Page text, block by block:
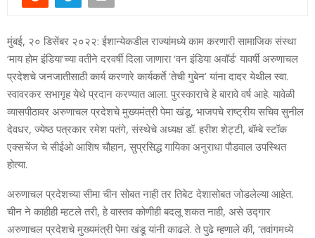
मुंबई, २० डिसेंबर २०२२: ईशान्येकडील राज्यांमध्ये काम करणारी सामाजिक संस्था
‘माय होम इंडिया’च्या वतीने दरवर्षी दिला जाणारा ‘वन इंडिया अवॉर्ड’ यावर्षी अरुणाचल
प्रदेशचे जनजातीसाठी कार्य करणारे कार्यकर्ते ‘तेची गुबेन’ यांना दादर येथील स्वा.
स्वावरकर सभागृह येथे प्रदान करण्यात आला. पुरस्काराचे हे बारावे वर्ष आहे. यावेळी
व्यासपीठावर अरुणाचल प्रदेशचे मुख्यमंत्री पेमा खंडू, भाजपचे राष्ट्रीय सचिव सुनील
देवधर, ज्येष्ठ पत्रकार रमेश पतंगे, संस्थेचे अध्यक्ष डॉ. हरीश शेट्टी, बॉम्बे स्टॉक
एक्सचेंज चे सीईओ आशिष चौहान, सुप्रसिद्ध गायिका अनुराधा पौडवाल उपस्थित
होत्या.
अरुणाचल प्रदेशच्या सीमा चीन सोबत नाही तर तिबेट देशासोबत जोडलेल्या आहेत.
चीन ने काहीही म्हटले तरी, हे वास्तव कोणीही बदलू शकत नाही, असे उद्गार
अरुणाचल प्रदेशचे मुख्यमंत्री पेमा खंडू यांनी काढले. ते पुढे म्हणाले की, ‘तवांगमध्ये